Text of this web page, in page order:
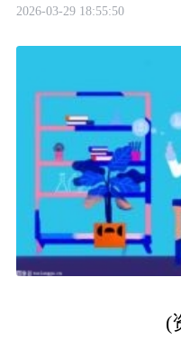
2026-03-29 18:55:50
(